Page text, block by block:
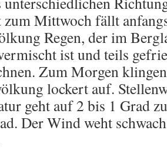
Mittwoch fällt
Regen, der im
ist und teils
Zum Morgen
lockert auf.
geht auf 2 bis 1 Grad
Der Wind weht